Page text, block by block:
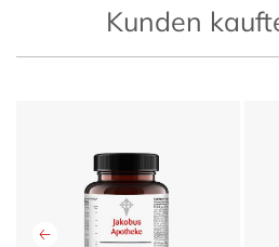
Kunden